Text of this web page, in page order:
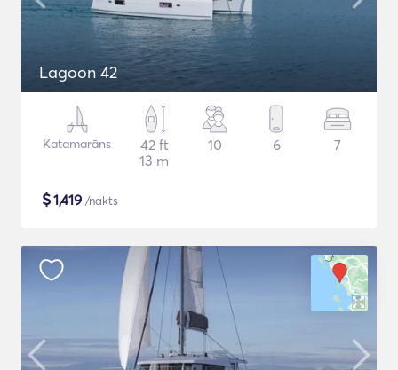
Lagoon 42
Katamarāns
42 ft
13 m
10 6 7
$1,419 /nakts